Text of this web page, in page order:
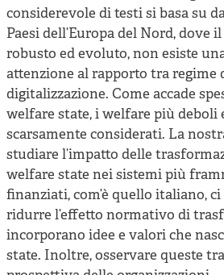
considerevole di testi si basa su
Paesi dell’Europa del Nord, dove
robusto ed evoluto, non esiste
attenzione al rapporto tra regime
digitalizzazione. Come accade
welfare state, i welfare più
scarsamente considerati. La
studiare l’impatto delle
welfare state nei sistemi più
finanziati, com’è quello italiano,
ridurre l’effetto normativo di
incorporano idee e valori che
state. Inoltre, osservare queste